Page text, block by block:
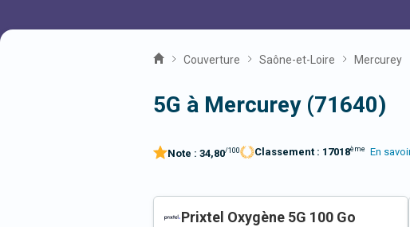
Couverture Saône-et-Loire Mercurey
5G à Mercurey (71640)
Note : 34,80/100 Classement : 17018ème En
Prixtel Oxygène 5G 100 Go